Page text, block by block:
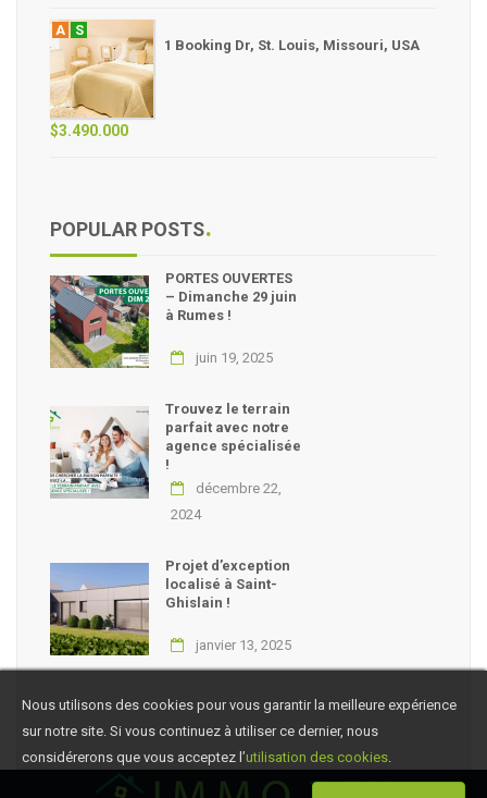
A
S
1 Booking Dr, St. Louis, Missouri, USA
$3.490.000
POPULAR POSTS
PORTES OUVERTES
– Dimanche 29 juin
à Rumes !
juin 19, 2025
Trouvez le terrain
parfait avec notre
agence spécialisée
!
décembre 22,
2024
Projet d’exception
localisé à Saint-
Ghislain !
janvier 13, 2025
Nous utilisons des cookies pour vous garantir la meilleure expérience
sur notre site. Si vous continuez à utiliser ce dernier, nous
considérerons que vous acceptez l’utilisation des cookies.